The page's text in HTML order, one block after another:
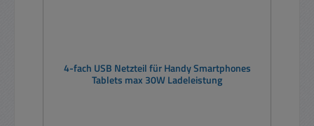
4-fach USB Netzteil für Handy Smartphones
Tablets max 30W Ladeleistung